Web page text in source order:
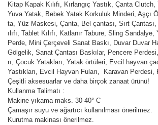
Kitap Kapak Kılıfı, Kırlangıç Yastık, Çanta
Yuva Yatak, Bebek Yatak Korkuluk Minderi, Aşçı
ta, Yüz Maskesi, Çanta, Bel çantası, Sırt
ılıfı, Tablet Kılıfı, Katlanır Tabure, Sling
Perde, Mini Çerçeveli Sanat Baskı, Duvar Duvar
Gölgelik, Sanat Çantası Baskılar, Pencere
rı, Çocuk Yatakları, Yatak örtüleri, Evcil hayvan
Yastıkları, Evcil Hayvan Fuları, Karavan Perdesi,
Çeşitli aksesuarlar ve daha birçok zanaat ürünü!
Kullanma Talimatı :
Makine yıkama maks. 30-40° C
Çamaşır suyu ve ağartıcı kullanılması önerilmez.
Kurutma makinası önerilmez.